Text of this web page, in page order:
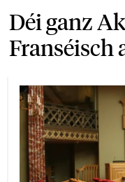
Déi ganz
Franséisch